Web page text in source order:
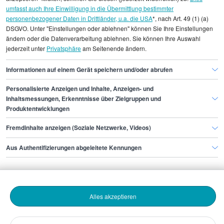
einzelnen Stellenangeboten zugeordnet werden.
Gehaltsinformationen
Fertigung, Produktion
Chemikant/in
Chemikant/in Bremen
Finde den Job,
der zu dir passt.
Bewerbende
umfasst auch Ihre Einwilligung in die Übermittlung bestimmter
personenbezogener Daten in Drittländer, u.a. die USA*, nach Art. 49 (1) (a)
DSGVO. Unter "Einstellungen oder ablehnen" können Sie Ihre Einstellungen
ändern oder die Datenverarbeitung ablehnen. Sie können Ihre Auswahl
jederzeit unter Privatsphäream Seitenende ändern.
Informationen auf einem Gerät speichern und/oder abrufen
Personalisierte Anzeigen und Inhalte, Anzeigen- und
Inhaltsmessungen, Erkenntnisse über Zielgruppen und
Produktentwicklungen
Fremdinhalte anzeigen (Soziale Netzwerke, Videos)
Aus Authentifizierungen abgeleitete Kennungen
Alles akzeptieren